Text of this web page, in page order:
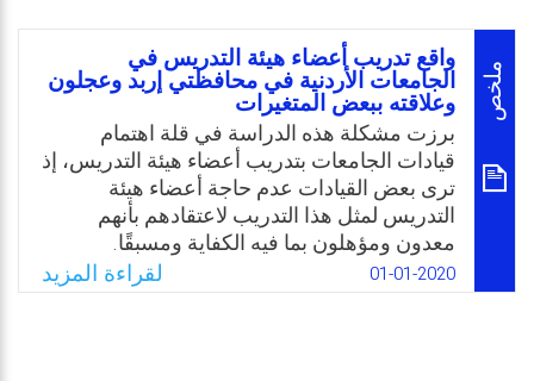
ملخص
واقع تدريب أعضاء هيئة التدريس في
الجامعات الأردنية في محافظتي إربد وعجلون
وعلاقته ببعض المتغيرات
برزت مشكلة هذه الدراسة في قلة اهتمام
قيادات الجامعات بتدريب أعضاء هيئة التدريس، إذ
ترى بعض القيادات عدم حاجة أعضاء هيئة
التدريس لمثل هذا التدريب لاعتقادهم بأنهم
معدون ومؤهلون بما فيه الكفاية ومسبقًا.
وأظهرت نتائج بعض الدراسات السابقة ذات
الصلة بالموضوع انخفاض درجة التدريب لأعضاء
01-01-2020 لقراءة المزيد